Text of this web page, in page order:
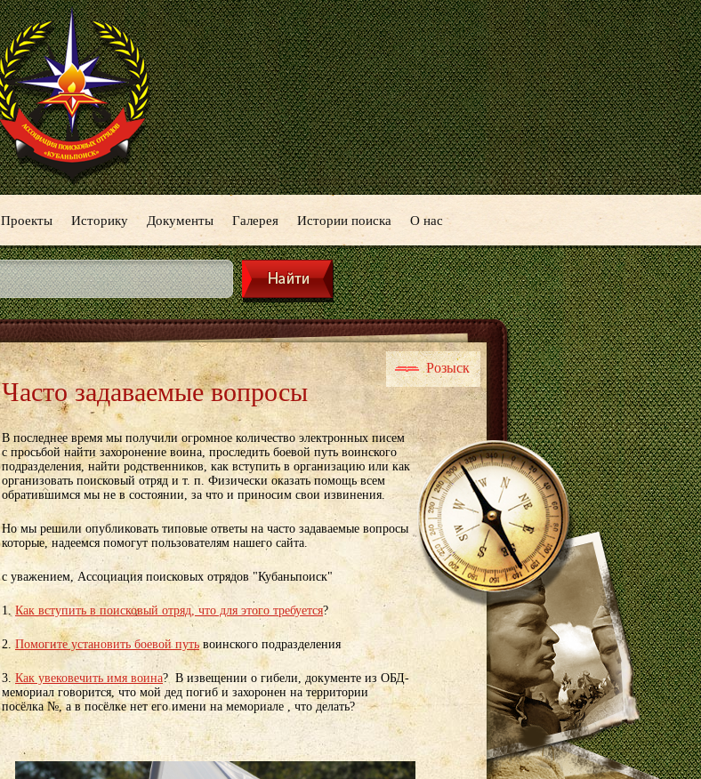
Проекты Историку Документы Галерея Истории поиска О нас
Розыск
Часто задаваемые вопросы
В последнее время мы получили огромное количество электронных писем
с просьбой найти захоронение воина, проследить боевой путь воинского
подразделения, найти родственников, как вступить в организацию или как
организовать поисковый отряд и т. п. Физически оказать помощь всем
обратившимся мы не в состоянии, за что и приносим свои извинения.
Но мы решили опубликовать типовые ответы на часто задаваемые вопросы
которые, надеемся помогут пользователям нашего сайта.
с уважением, Ассоциация поисковых отрядов "Кубаньпоиск"
1. Как вступить в поисковый отряд, что для этого требуется?
2. Помогите установить боевой путьвоинского подразделения
3. Как увековечить имя воина? В извещении о гибели, документе из ОБД-
мемориал говорится, что мой дед погиб и захоронен на территории
посёлка №, а в посёлке нет его имени на мемориале , что делать?